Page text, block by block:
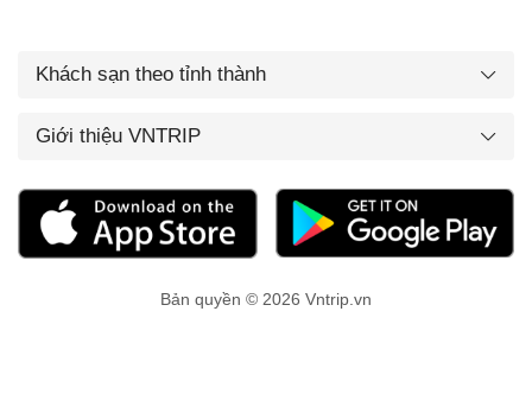
Khách sạn theo tỉnh thành
Giới thiệu VNTRIP
Bản quyền © 2026 Vntrip.vn